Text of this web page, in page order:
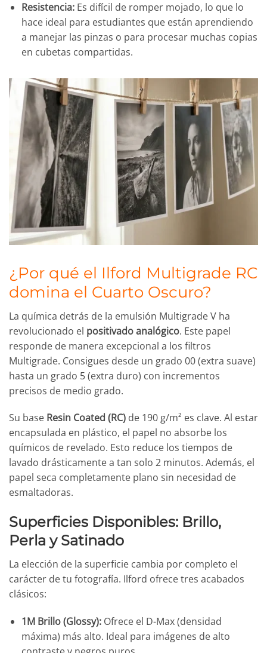
Resistencia:Es difícil de romper mojado, lo que lo
hace ideal para estudiantes que están aprendiendo
a manejar las pinzas o para procesar muchas copias
en cubetas compartidas.
¿Por qué el Ilford Multigrade RC
domina el Cuarto Oscuro?
La química detrás de la emulsión Multigrade V ha
revolucionado el positivado analógico. Este papel
responde de manera excepcional a los filtros
Multigrade. Consigues desde un grado 00 (extra suave)
hasta un grado 5 (extra duro) con incrementos
precisos de medio grado.
Su base Resin Coated (RC) de 190 g/m² es clave. Al estar
encapsulada en plástico, el papel no absorbe los
químicos de revelado. Esto reduce los tiempos de
lavado drásticamente a tan solo 2 minutos. Además, el
papel seca completamente plano sin necesidad de
esmaltadoras.
Superficies Disponibles: Brillo,
Perla y Satinado
La elección de la superficie cambia por completo el
carácter de tu fotografía. Ilford ofrece tres acabados
clásicos:
1M Brillo (Glossy):Ofrece el D-Max (densidad
máxima) más alto. Ideal para imágenes de alto